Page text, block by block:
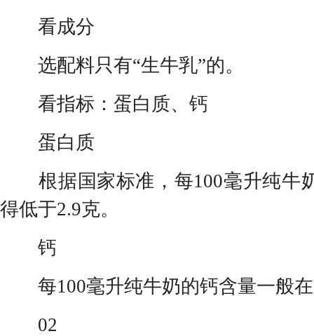
看成分
选配料只有“生牛乳”的。
看指标：蛋白质、钙
蛋白质
根据国家标准，每100毫升纯牛
得低于2.9克。
钙
每100毫升纯牛奶的钙含量一般在
02